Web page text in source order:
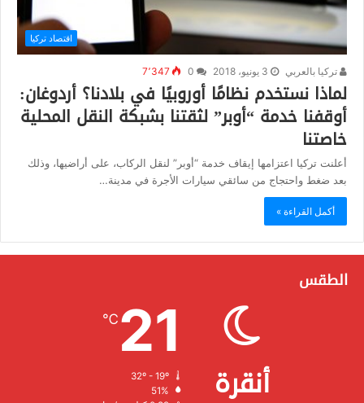
اقتصاد تركيا
تركيا بالعربي 3 يونيو، 2018 7٬347
لماذا نستخدم نظامًا أوروبيًا في بلادنا؟ أردوغان:
أوقفنا خدمة “أوبر” لثقتنا بشبكة النقل المحلية
خاصتنا
أعلنت تركيا اعتزامها إيقاف خدمة “أوبر” لنقل الركاب، على أراضيها، وذلك
بعد ضغط واحتجاج من سائقي سيارات الأجرة في مدينة…
أكمل القراءة »
الطقس
أنقرة
21
℃
الرطوبة: